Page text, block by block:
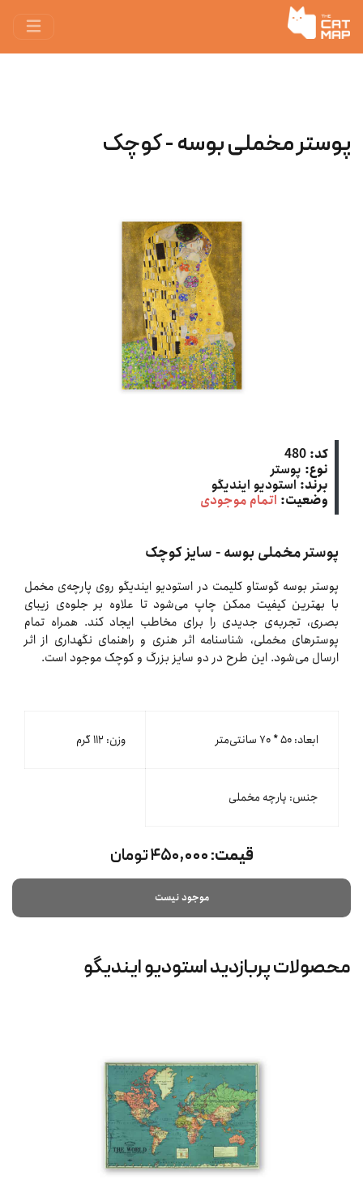
پوستر مخملی بوسه - کوچک
کد: 480
نوع: پوستر
برند:استودیو ایندیگو
وضعیت: اتمام موجودی
پوستر مخملی بوسه - سایز کوچک
پوستر بوسه گوستاو کلیمت در استودیو ایندیگو روی پارچه‌ی مخمل
با بهترین کیفیت ممکن چاپ می‌شود تا علاوه بر جلوه‌ی زیبای
بصری، تجربه‌ی جدیدی را برای مخاطب ایجاد کند. همراه تمام
پوسترهای مخملی، شناسنامه اثر هنری و راهنمای نگهداری از اثر
ارسال می‌شود. این طرح در دو سایز بزرگ و کوچک موجود است.
ابعاد: ۵۰ * ۷۰ سانتی‌متر وزن: ۱۱۲ گرم
جنس: پارچه مخملی
قیمت:۴۵۰,۰۰۰ تومان
موجود نیست
محصولات پربازدید استودیو ایندیگو